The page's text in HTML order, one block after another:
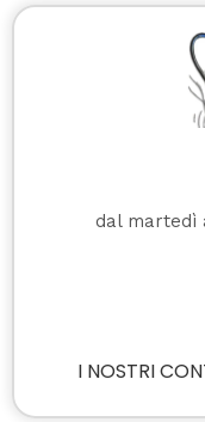
dal martedì
I NOSTRI